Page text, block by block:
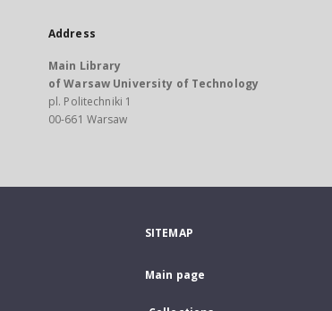
Address
Main Library
of Warsaw University of Technology
pl. Politechniki 1
00-661 Warsaw
SITEMAP
Main page